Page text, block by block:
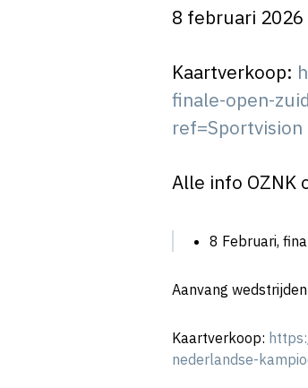
8 februari
Kaartverkoop:
finale-open-
ref=Sportvision
Alle info OZNK
8 Februari,
Aanvang
Kaartverkoop:
nederlandse-